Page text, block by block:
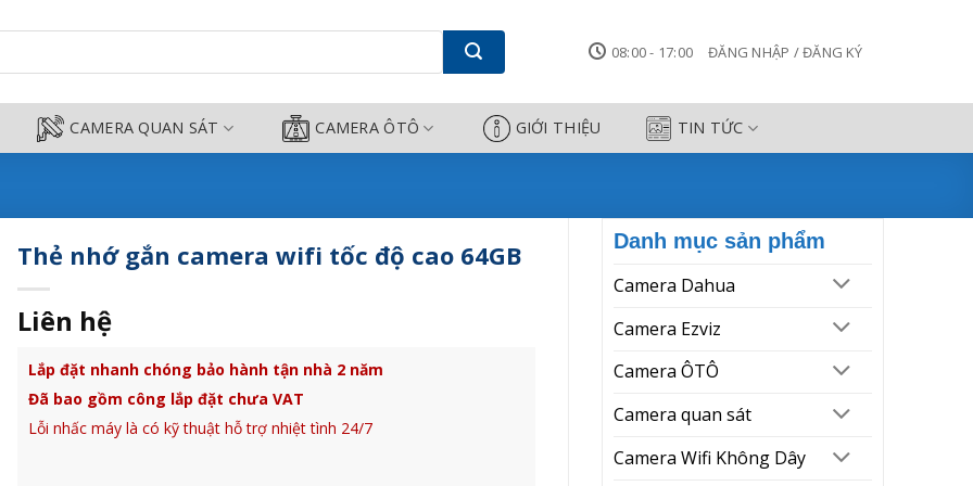
64GB - Camera Công Thành
08:00 - 17:00 ĐĂNG NHẬP / ĐĂNG KÝ
CAMERA QUAN SÁT CAMERA ÔTÔ GIỚI THIỆU TIN TỨC
Danh mục sản phẩm
Camera Dahua
Camera Ezviz
Camera ÔTÔ
Camera quan sát
Camera Wifi Không Dây
Thẻ nhớ gắn camera wifi tốc độ cao 64GB
Liên hệ
Lắp đặt nhanh chóng bảo hành tận nhà 2 năm
Đã bao gồm công lắp đặt chưa VAT
Lỗi nhấc máy là có kỹ thuật hỗ trợ nhiệt tình 24/7